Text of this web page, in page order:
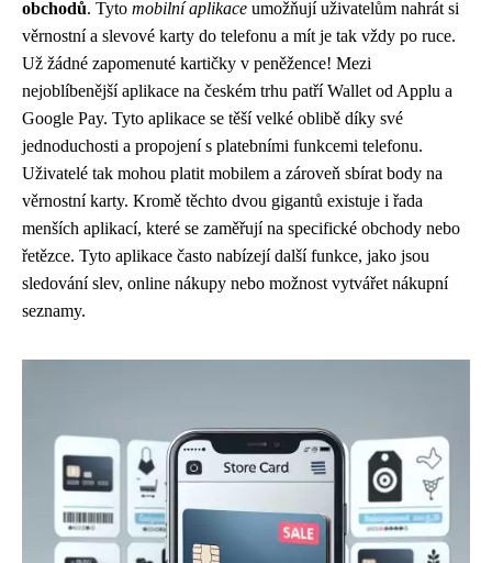
obchodů. Tyto mobilní aplikace umožňují uživatelům nahrát si
věrnostní a slevové karty do telefonu a mít je tak vždy po ruce.
Už žádné zapomenuté kartičky v peněžence! Mezi
nejoblíbenější aplikace na českém trhu patří Wallet od Applu a
Google Pay. Tyto aplikace se těší velké oblibě díky své
jednoduchosti a propojení s platebními funkcemi telefonu.
Uživatelé tak mohou platit mobilem a zároveň sbírat body na
věrnostní karty. Kromě těchto dvou gigantů existuje i řada
menších aplikací, které se zaměřují na specifické obchody nebo
řetězce. Tyto aplikace často nabízejí další funkce, jako jsou
sledování slev, online nákupy nebo možnost vytvářet nákupní
seznamy.